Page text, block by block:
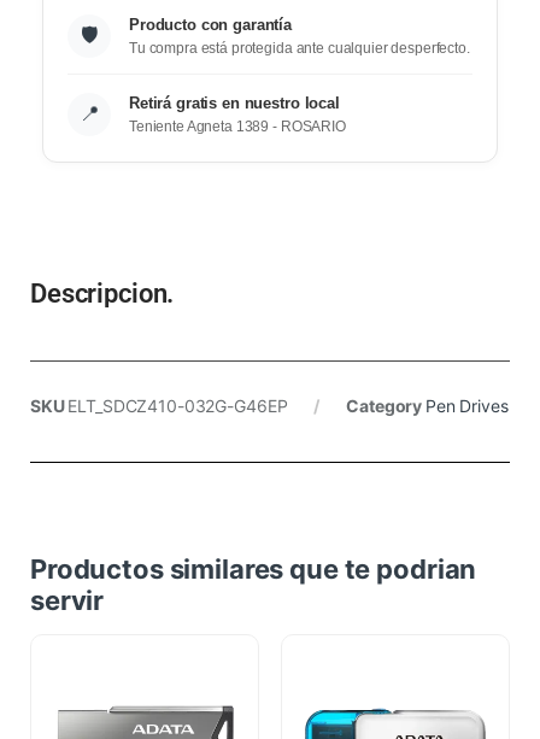
🛡️ Producto con garantía
Tu compra está protegida ante cualquier desperfecto.
📍 Retirá gratis en nuestro local
Teniente Agneta 1389 - ROSARIO
Descripcion.
SKUELT_SDCZ410-032G-G46EP Category Pen Drives
Productos similares que te podrian
servir